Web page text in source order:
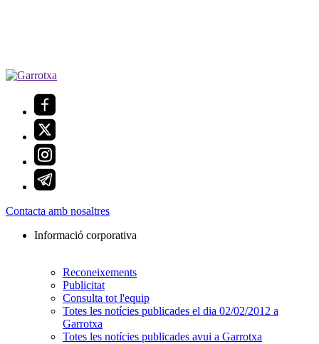
Contacta amb nosaltres
Informació corporativa
Reconeixements
Publicitat
Consulta tot l'equip
Totes les notícies publicades el dia 02/02/2012 a
Garrotxa
Totes les notícies publicades avui a Garrotxa